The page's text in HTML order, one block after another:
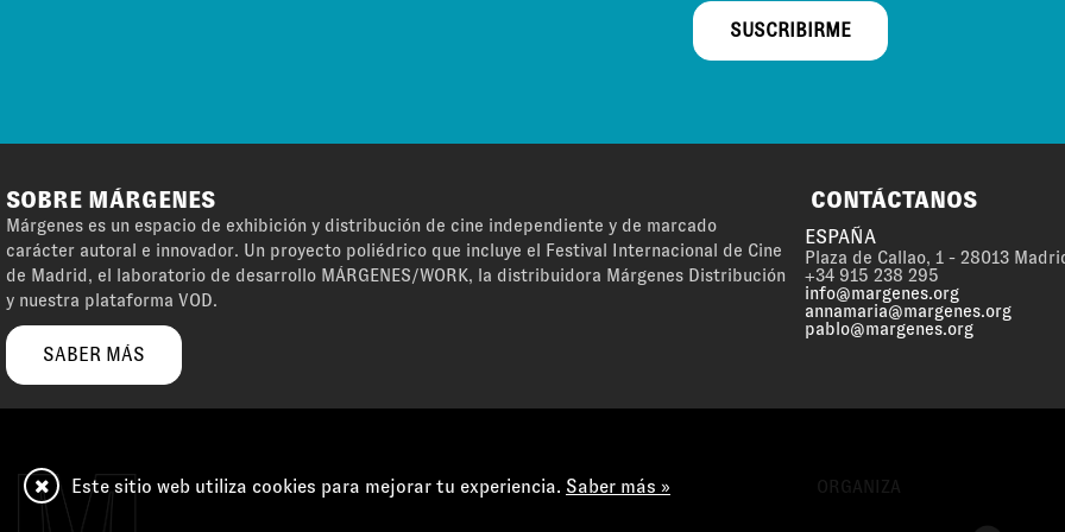
SUSCRIBIRME
SOBRE MÁRGENES
Márgenes es un espacio de exhibición y distribución de cine independiente y de marcado
carácter autoral e innovador. Un proyecto poliédrico que incluye el Festival Internacional de Cine
de Madrid, el laboratorio de desarrollo MÁRGENES/WORK, la distribuidora Márgenes Distribución
y nuestra plataforma VOD.
SABER MÁS
CONTÁCTANOS
ESPAÑA
Plaza de Callao, 1 - 28013
+34 915 238 295
info@margenes.org
annamaria@margenes.org
pablo@margenes.org
ORGANIZA
Este sitio web utiliza cookies para mejorar tu experiencia. Saber más »